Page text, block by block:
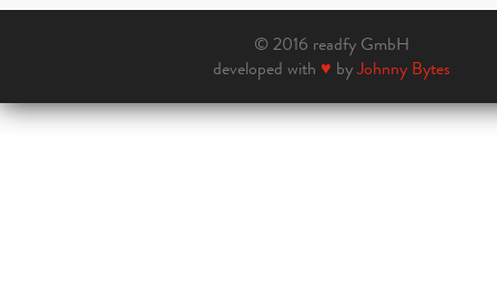
© 2016 readfy GmbH
developed with ♥ byJohnny Bytes